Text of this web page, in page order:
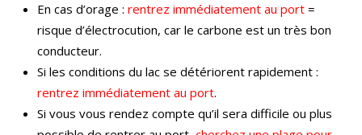
En cas d’orage : rentrez immédiatement au port =
risque d’électrocution, car le carbone est un très bon
conducteur.
Si les conditions du lac se détériorent rapidement :
rentrez immédiatement au port.
Si vous vous rendez compte qu’il sera difficile ou plus